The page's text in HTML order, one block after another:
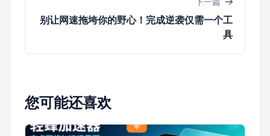
别让网速拖垮你的野心！完成逆袭仅需一个工
具
您可能还喜欢